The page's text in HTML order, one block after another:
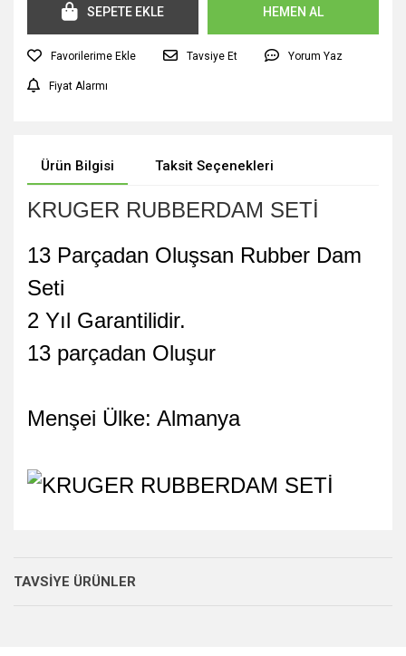
SEPETE EKLE HEMEN AL
Tavsiye Et Yorum Yaz
Fiyat Alarmı
Ürün Bilgisi Taksit Seçenekleri
KRUGER RUBBERDAM SETİ
13 Parçadan Oluşsan Rubber Dam
Seti
2 Yıl Garantilidir.
13 parçadan Oluşur
Menşei Ülke: Almanya
TAVSİYE ÜRÜNLER